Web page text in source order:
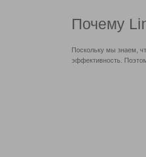
Почему
Поскольку мы знаем,
эффективность.